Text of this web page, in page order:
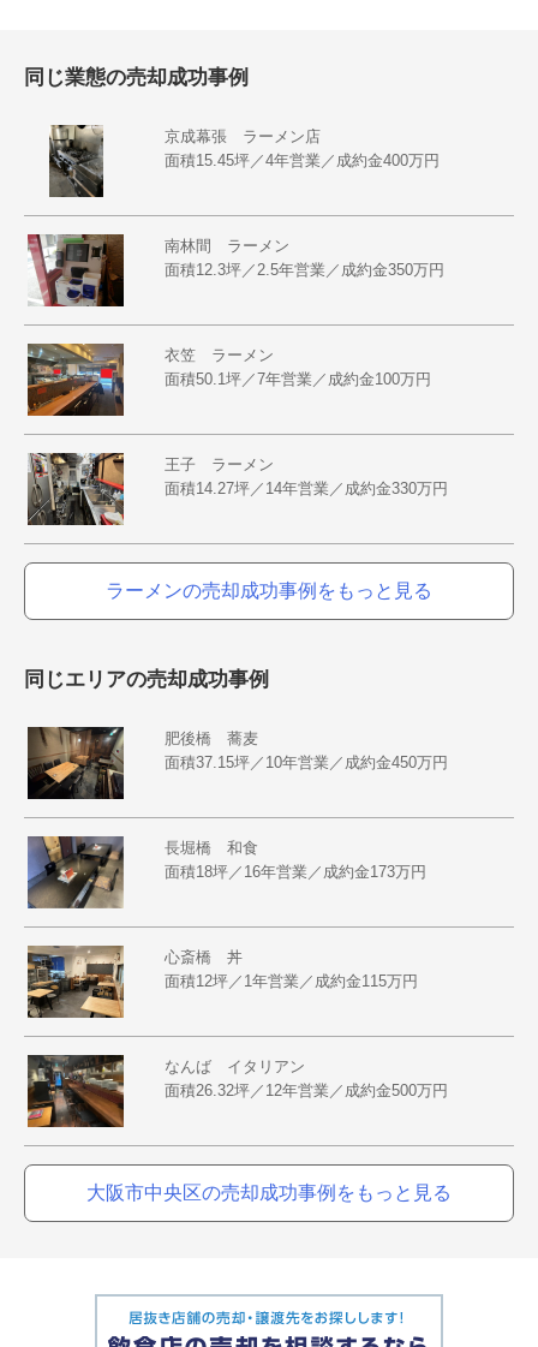
同じ業態の売却成功事例
京成幕張 ラーメン店
面積15.45坪／4年営業／成約金400万円
南林間 ラーメン
面積12.3坪／2.5年営業／成約金350万円
衣笠 ラーメン
面積50.1坪／7年営業／成約金100万円
王子 ラーメン
面積14.27坪／14年営業／成約金330万円
ラーメンの売却成功事例をもっと見る
同じエリアの売却成功事例
肥後橋 蕎麦
面積37.15坪／10年営業／成約金450万円
長堀橋 和食
面積18坪／16年営業／成約金173万円
心斎橋 丼
面積12坪／1年営業／成約金115万円
なんば イタリアン
面積26.32坪／12年営業／成約金500万円
大阪市中央区の売却成功事例をもっと見る